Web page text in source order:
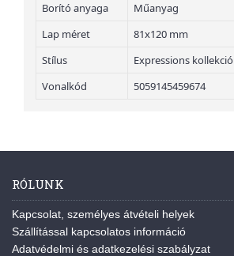
Borító anyaga
Műanyag
Lap méret
81x120 mm
Stílus
Expressions kollekció
Vonalkód
5059145459674
RÓLUNK
Kapcsolat, személyes átvételi helyek
Szállítással kapcsolatos információ
Adatvédelmi és adatkezelési szabályzat